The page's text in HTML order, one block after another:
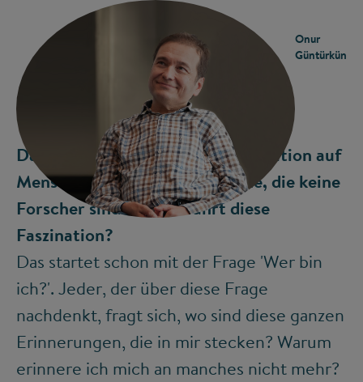
©
Onur
Güntürkün
Das Gehirn übt eine große Faszination auf
Menschen aus. Also auch solche, die keine
Forscher sind. Woher rührt diese
Faszination?
Das startet schon mit der Frage 'Wer bin
ich?'. Jeder, der über diese Frage
nachdenkt, fragt sich, wo sind diese ganzen
Erinnerungen, die in mir stecken? Warum
erinnere ich mich an manches nicht mehr?